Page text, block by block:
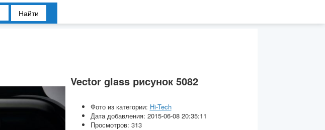
Найти
Vector glass рисунок 5082
Фото из категории: Hi-Tech
Дата добавления: 2015-06-08 20:35:11
Просмотров: 313